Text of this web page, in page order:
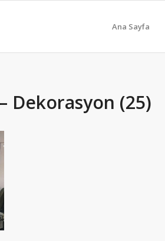
Ana Sayfa
Dekorasyon (25)